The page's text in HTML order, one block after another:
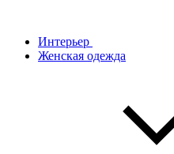
Интерьер
Женская одежда